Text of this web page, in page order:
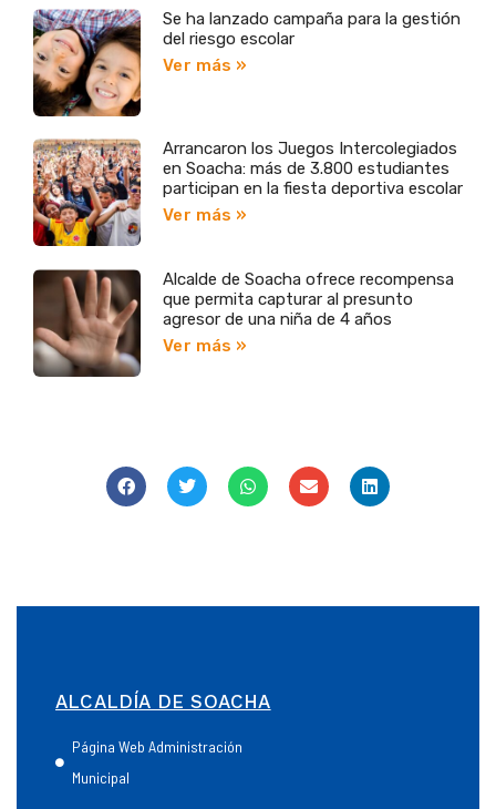
Se ha lanzado campaña para la gestión
del riesgo escolar
Ver más »
Arrancaron los Juegos Intercolegiados
en Soacha: más de 3.800 estudiantes
participan en la fiesta deportiva escolar
Ver más »
Alcalde de Soacha ofrece recompensa
que permita capturar al presunto
agresor de una niña de 4 años
Ver más »
ALCALDÍA DE SOACHA
Página Web Administración
Municipal